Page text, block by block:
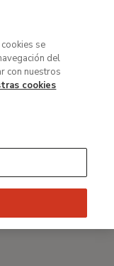
del
y
de
de las
museo
se
del
con nuestros
cookies